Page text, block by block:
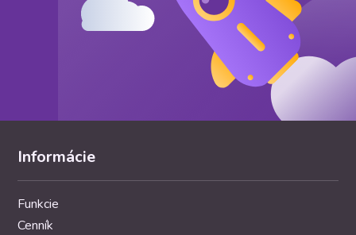
Informácie
Funkcie
Cenník